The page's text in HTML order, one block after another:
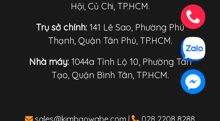
Hội, Củ Chi, TP.HCM.
Trụ sở chính: 141 Lê Sao, Phường Phú
Thạnh, Quận Tân Phú, TP.HCM.
Nhà máy:1044a Tỉnh Lộ 10, Phường Tân
Tạo, Quận Bình Tân, TP.HCM.